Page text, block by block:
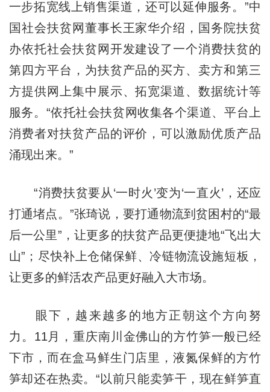
一步拓宽线上销售渠道，还可以延伸服务。”中
国社会扶贫网董事长王家华介绍，国务院扶贫
办依托社会扶贫网开发建设了一个消费扶贫的
第四方平台，为扶贫产品的买方、卖方和第三
方提供网上集中展示、拓宽渠道、数据统计等
服务。“依托社会扶贫网收集各个渠道、平台上
消费者对扶贫产品的评价，可以激励优质产品
涌现出来。”
“消费扶贫要从‘一时火’变为‘一直火’，还应
打通堵点。”张琦说，要打通物流到贫困村的“最
后一公里”，让更多的扶贫产品更便捷地“飞出大
山”；尽快补上仓储保鲜、冷链物流设施短板，
让更多的鲜活农产品更好融入大市场。
眼下，越来越多的地方正朝这个方向努
力。11月，重庆南川金佛山的方竹笋一般已经
下市，而在盒马鲜生门店里，液氮保鲜的方竹
笋却还在热卖。“以前只能卖笋干，现在鲜笋直